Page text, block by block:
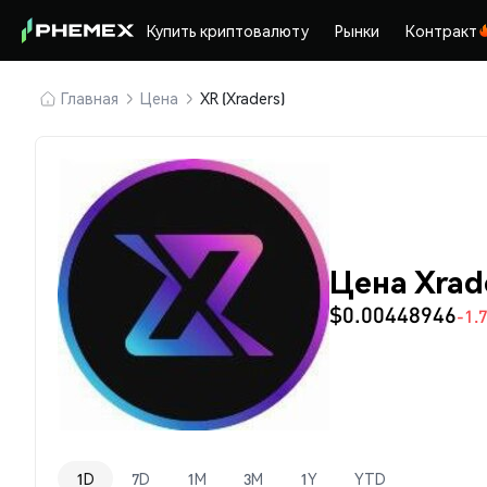
Купить криптовалюту Рынки Контракт
Главная Цена XR (Xraders)
Цена
$0.00448946-
1D 7D 1M 3M 1Y YTD